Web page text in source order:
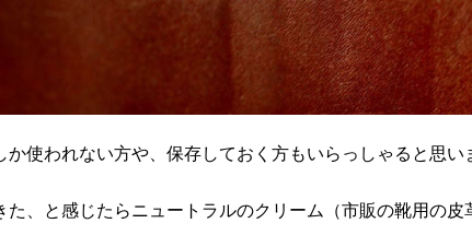
か使われない方や、保存しておく方もいらっしゃると思い
た、と感じたらニュートラルのクリーム（市販の靴用の皮